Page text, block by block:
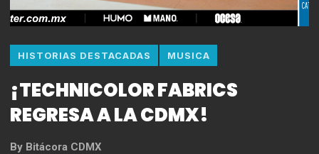
HISTORIAS DESTACADAS MUSICA
¡TECHNICOLOR FABRICS
REGRESA A LA CDMX!
By Bitácora CDMX